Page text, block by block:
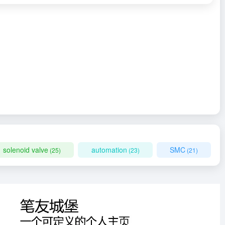
solenoid valve (25) automation (23) SMC(21)